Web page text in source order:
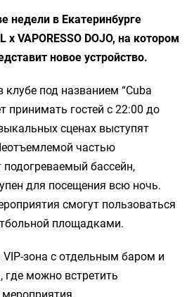
недели в Екатеринбурге
x VAPORESSO DOJO, на котором
новое устройство.
клубе под названием “Cuba
принимать гостей с 22:00 до
сценах выступят
частью
подогреваемый бассейн,
для посещения всю ночь.
смогут пользоваться
площадками.
VIP-зона с отдельным баром и
где можно встретить